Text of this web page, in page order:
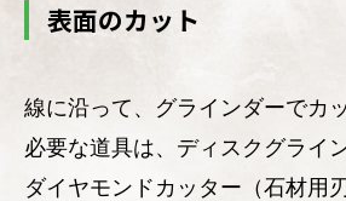
表面のカット
線に沿って、グラインダーでカ
必要な道具は、ディスクグライ
ダイヤモンドカッター（石材用